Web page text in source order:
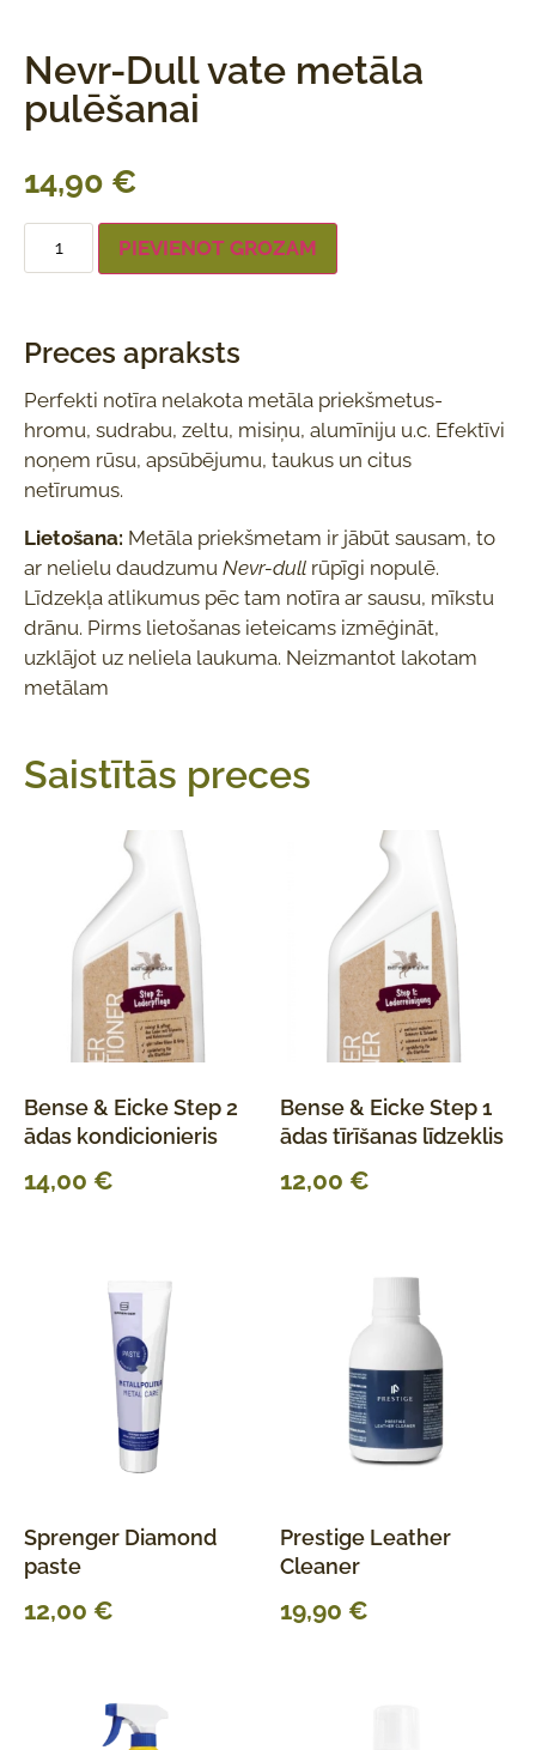
Nevr-Dull vate metāla
pulēšanai
14,90 €
PIEVIENOT GROZAM
Preces apraksts
Perfekti notīra nelakota metāla priekšmetus-
hromu, sudrabu, zeltu, misiņu, alumīniju u.c. Efektīvi
noņem rūsu, apsūbējumu, taukus un citus
netīrumus.
Lietošana: Metāla priekšmetam ir jābūt sausam, to
ar nelielu daudzumu Nevr-dull rūpīgi nopulē.
Līdzekļa atlikumus pēc tam notīra ar sausu, mīkstu
drānu. Pirms lietošanas ieteicams izmēģināt,
uzklājot uz neliela laukuma. Neizmantot lakotam
metālam
Saistītās preces
Bense & Eicke Step 2
ādas kondicionieris
14,00 €
Bense & Eicke Step 1
ādas tīrīšanas līdzeklis
12,00 €
Sprenger Diamond
paste
12,00 €
Prestige Leather
Cleaner
19,90 €